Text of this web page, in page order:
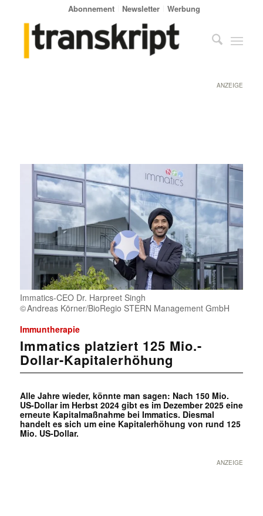
Abonnement Newsletter Werbung
ANZEIGE
Immatics-CEO Dr. Harpreet Singh
Andreas Körner/BioRegio STERN Management GmbH
Immuntherapie
Immatics platziert 125 Mio.-
Dollar-Kapitalerhöhung
Alle Jahre wieder, könnte man sagen: Nach 150 Mio.
US-Dollar im Herbst 2024 gibt es im Dezember 2025 eine
erneute Kapitalmaßnahme bei Immatics. Diesmal
handelt es sich um eine Kapitalerhöhung von rund 125
Mio. US-Dollar.
ANZEIGE